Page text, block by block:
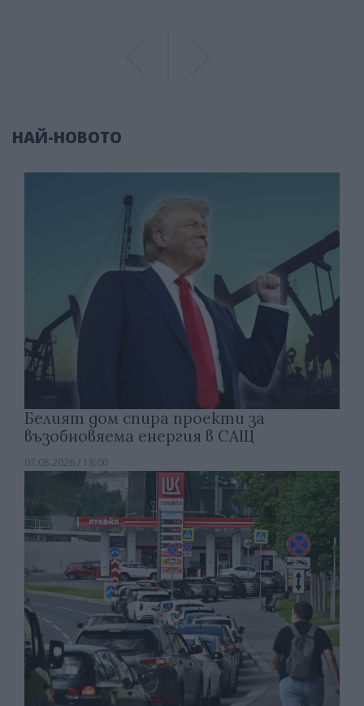
НАЙ-НОВОТО
Белият дом спира проекти за
възобновяема енергия в САЩ
07.08.2026 / 18:00